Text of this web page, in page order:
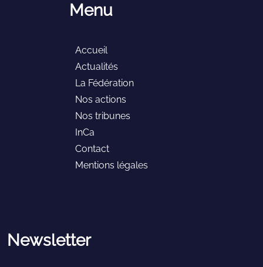
Menu
Accueil
Actualités
La Fédération
Nos actions
Nos tribunes
InCa
Contact
Mentions légales
Newsletter